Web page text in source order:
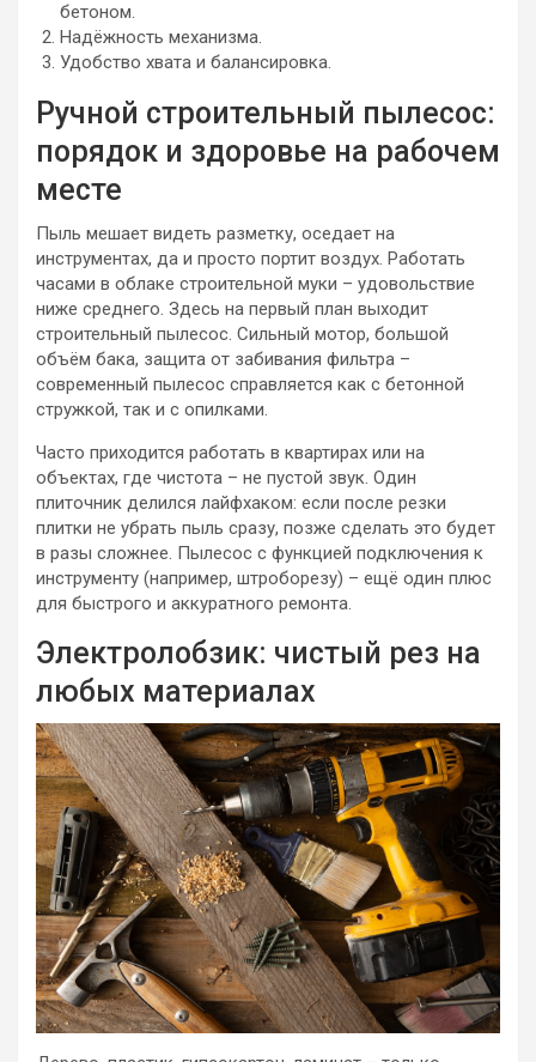
бетоном.
Надёжность механизма.
Удобство хвата и балансировка.
Ручной строительный пылесос:
порядок и здоровье на рабочем
месте
Пыль мешает видеть разметку, оседает на
инструментах, да и просто портит воздух. Работать
часами в облаке строительной муки – удовольствие
ниже среднего. Здесь на первый план выходит
строительный пылесос. Сильный мотор, большой
объём бака, защита от забивания фильтра –
современный пылесос справляется как с бетонной
стружкой, так и с опилками.
Часто приходится работать в квартирах или на
объектах, где чистота – не пустой звук. Один
плиточник делился лайфхаком: если после резки
плитки не убрать пыль сразу, позже сделать это будет
в разы сложнее. Пылесос с функцией подключения к
инструменту (например, штроборезу) – ещё один плюс
для быстрого и аккуратного ремонта.
Электролобзик: чистый рез на
любых материалах